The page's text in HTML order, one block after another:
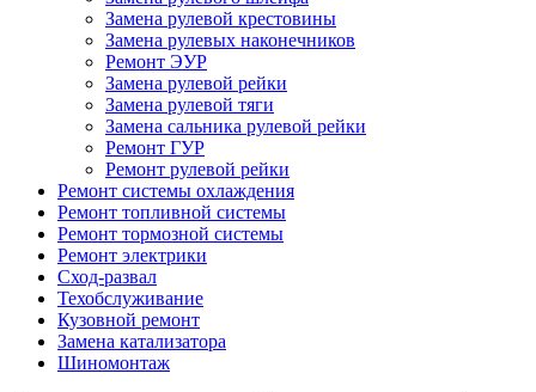
Замена рулевой крестовины
Замена рулевых наконечников
Ремонт ЭУР
Замена рулевой рейки
Замена рулевой тяги
Замена сальника рулевой рейки
Ремонт ГУР
Ремонт рулевой рейки
Ремонт системы охлаждения
Ремонт топливной системы
Ремонт тормозной системы
Ремонт электрики
Сход-развал
Техобслуживание
Кузовной ремонт
Замена катализатора
Шиномонтаж